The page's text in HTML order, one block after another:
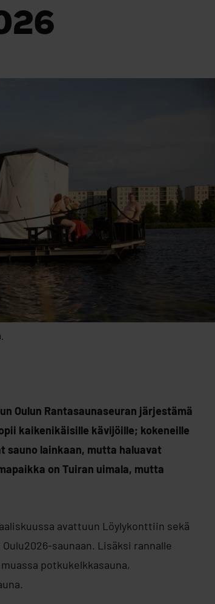
Oulun Rantasaunaseuran järjestämä
kaikenikäisille kävijöille; kokeneille
sauno lainkaan, mutta haluavat
on Tuiran uimala, mutta
avattuun Löylykonttiin sekä
saunaan. Lisäksi rannalle
potkukelkkasauna,